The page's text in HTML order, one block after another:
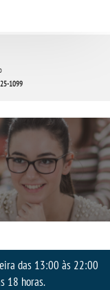
1099
das 13:00 às 22:00
18 horas.